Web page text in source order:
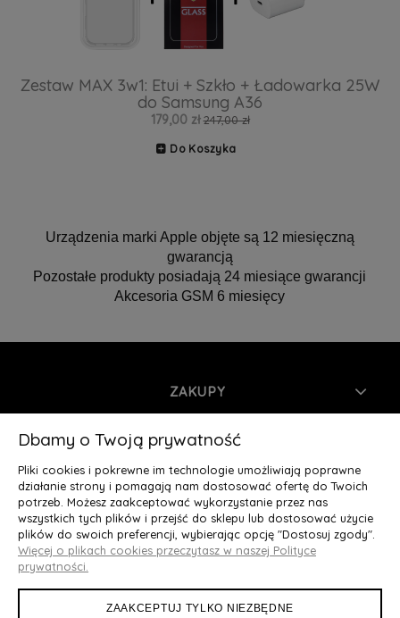
Zestaw MAX 3w1: Etui + Szkło + Ładowarka 25W
do Samsung A36
179,00 zł 247,00 zł
Do Koszyka
Urządzenia marki Apple objęte są 12 miesięczną
gwarancją
Pozostałe produkty posiadają 24 miesiące gwarancji
Akcesoria GSM 6 miesięcy
ZAKUPY
INFORMACJE
MOJE KONTO
O NAS
Deluxury.pl
Dbamy o Twoją prywatność
Pliki cookies i pokrewne im technologie umożliwiają poprawne
działanie strony i pomagają nam dostosować ofertę do Twoich
potrzeb. Możesz zaakceptować wykorzystanie przez nas
wszystkich tych plików i przejść do sklepu lub dostosować użycie
plików do swoich preferencji, wybierając opcję "Dostosuj zgody".
Więcej o plikach cookies przeczytasz w naszej Polityce
prywatności.
ZAAKCEPTUJ TYLKO NIEZBĘDNE